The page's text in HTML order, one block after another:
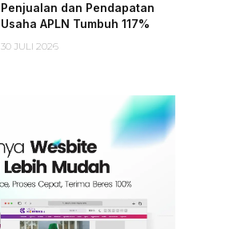
Penjualan dan Pendapatan
Usaha APLN Tumbuh 117%
30 JULI 2026